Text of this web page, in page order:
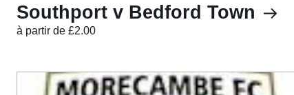
Southport v Bedford Town
à partir de £2.00